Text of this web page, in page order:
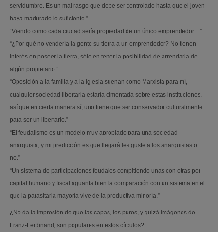
servidumbre. Es un mal rasgo que debe ser controlado hasta que el joven
haya madurado lo suficiente.”
“Viendo como cada ciudad sería propiedad de un único emprendedor…”
“¿Por qué no vendería la gente su tierra a un emprendedor? No tienen
interés en poseer la tierra, sólo en tener la posibilidad de arrendarla de
algún propietario.”
“Oposición a la familia y a la iglesia suenan como Marxista para mí,
cualquier sociedad libertaria estaría cimentada sobre estas instituciones,
así que en cierta manera sí, uno tiene que ser conservador culturalmente
para ser un libertario.”
“El feudalismo es un modelo muy apropiado para una sociedad
anarquista, y mi predicción es que llegará les guste a los anarquistas o
no.”
“Un sistema de participaciones feudales compitiendo unas con otras por
capital humano y fiscal aguanta bien la comparación con un sistema en el
que la parasitaria mayoría vive de la productiva minoría.”
¿No da la impresión de que las capas, los puros, y quizá imágenes de
Franz-Ferdinand, son populares en estos círculos?